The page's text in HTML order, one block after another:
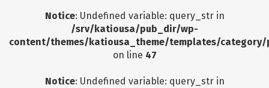
Notice: Undefined variable: query_str in
/srv/katiousa/pub_dir/wp-
content/themes/katiousa_theme/templates/
on line 47
Notice: Undefined variable: query_str in